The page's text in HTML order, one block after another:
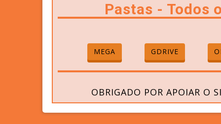
Pastas - Todos
MEGA GDRIVE
OBRIGADO POR APOIAR O